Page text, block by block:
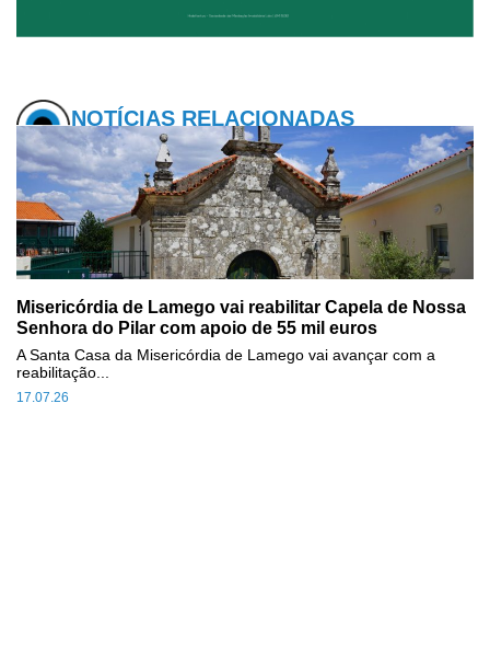
NOTÍCIAS RELACIONADAS
Misericórdia de Lamego vai reabilitar Capela de Nossa
Senhora do Pilar com apoio de 55 mil euros
17.07.26
A Santa Casa da Misericórdia de Lamego vai avançar com a
reabilitação...